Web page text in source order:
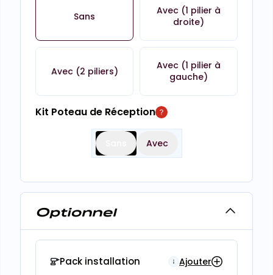
Sans
Avec (1 pilier à
droite)
Avec (2 piliers)
Avec (1 pilier à
gauche)
Kit Poteau de Réception
Avec
Optionnel
Pack installation Ajouter